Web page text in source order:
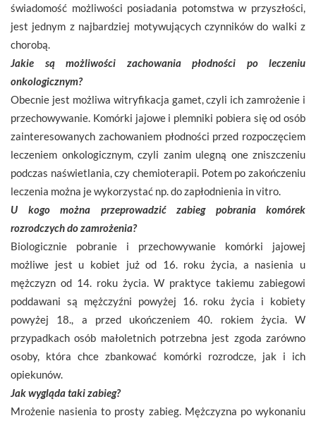
świadomość możliwości posiadania potomstwa w przyszłości,
jest jednym z najbardziej motywujących czynników do walki z
chorobą.
Jakie są możliwości zachowania płodności po leczeniu
onkologicznym?
Obecnie jest możliwa witryfikacja gamet, czyli ich zamrożenie i
przechowywanie. Komórki jajowe i plemniki pobiera się od osób
zainteresowanych zachowaniem płodności przed rozpoczęciem
leczeniem onkologicznym, czyli zanim ulegną one zniszczeniu
podczas naświetlania, czy chemioterapii. Potem po zakończeniu
leczenia można je wykorzystać np. do zapłodnienia in vitro.
U kogo można przeprowadzić zabieg pobrania komórek
rozrodczych do zamrożenia?
Biologicznie pobranie i przechowywanie komórki jajowej
możliwe jest u kobiet już od 16. roku życia, a nasienia u
mężczyzn od 14. roku życia. W praktyce takiemu zabiegowi
poddawani są mężczyźni powyżej 16. roku życia i kobiety
powyżej 18., a przed ukończeniem 40. rokiem życia. W
przypadkach osób małoletnich potrzebna jest zgoda zarówno
osoby, która chce zbankować komórki rozrodcze, jak i ich
opiekunów.
Jak wygląda taki zabieg?
Mrożenie nasienia to prosty zabieg. Mężczyzna po wykonaniu